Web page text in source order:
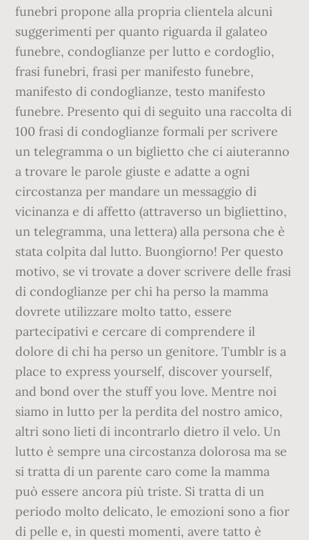
funebri propone alla propria clientela alcuni
suggerimenti per quanto riguarda il galateo
funebre, condoglianze per lutto e cordoglio,
frasi funebri, frasi per manifesto funebre,
manifesto di condoglianze, testo manifesto
funebre. Presento qui di seguito una raccolta di
100 frasi di condoglianze formali per scrivere
un telegramma o un biglietto che ci aiuteranno
a trovare le parole giuste e adatte a ogni
circostanza per mandare un messaggio di
vicinanza e di affetto (attraverso un bigliettino,
un telegramma, una lettera) alla persona che è
stata colpita dal lutto. Buongiorno! Per questo
motivo, se vi trovate a dover scrivere delle frasi
di condoglianze per chi ha perso la mamma
dovrete utilizzare molto tatto, essere
partecipativi e cercare di comprendere il
dolore di chi ha perso un genitore. Tumblr is a
place to express yourself, discover yourself,
and bond over the stuff you love. Mentre noi
siamo in lutto per la perdita del nostro amico,
altri sono lieti di incontrarlo dietro il velo. Un
lutto è sempre una circostanza dolorosa ma se
si tratta di un parente caro come la mamma
può essere ancora più triste. Si tratta di un
periodo molto delicato, le emozioni sono a fior
di pelle e, in questi momenti, avere tatto è